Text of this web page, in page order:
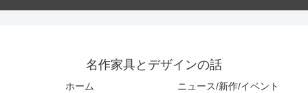
名作家具とデザインの話
ホーム
ニュース/新作/イベント